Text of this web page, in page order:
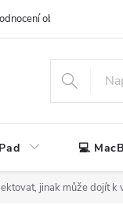
obchodu
💻
jinak může dojít k